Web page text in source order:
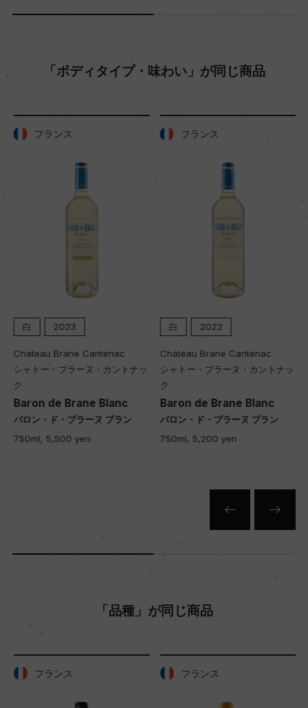
キャップの仕様
コルク
「ボディタイプ・味わい」が同じ商品
フランス
白 2023
Chateau Brane Cantenac
シャトー・ブラーヌ・カントナッ
ク
Baron de Brane Blanc
バロン・ド・ブラーヌ ブラン
750ml, 5,500 yen
フランス
白 2022
Chateau Brane Cantenac
シャトー・ブラーヌ・カントナッ
ク
Baron de Brane Blanc
バロン・ド・ブラーヌ ブラン
750ml, 5,200 yen
「品種」が同じ商品
フランス フランス